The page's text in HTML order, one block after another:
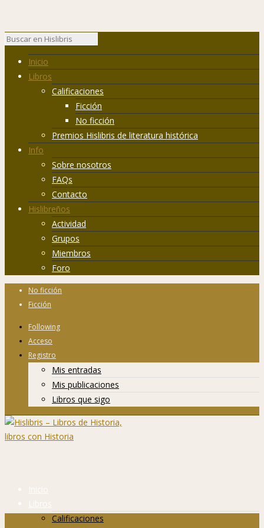
Inicio
Libros
Calificaciones
Ficción
No ficción
Premios Hislibris de literatura histórica
Info
Sobre nosotros
FAQs
Contacto
Hislibreños
Actividad
Grupos
Miembros
Foro
No ficción
Ficción
Following
Acceso
Registro
Mis entradas
Mis publicaciones
Libros que sigo
Inicio
Libros
Calificaciones